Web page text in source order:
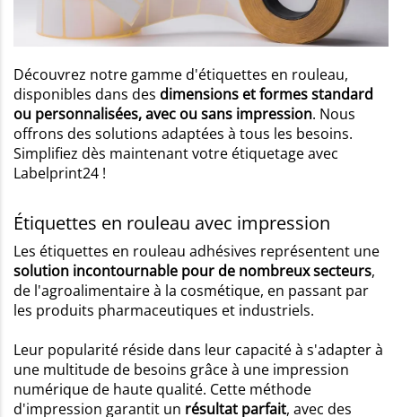
Découvrez notre gamme d'étiquettes en rouleau,
disponibles dans des dimensions et formes standard
ou personnalisées, avec ou sans impression. Nous
offrons des solutions adaptées à tous les besoins.
Simplifiez dès maintenant votre étiquetage avec
Labelprint24 !
Étiquettes en rouleau avec impression
Les étiquettes en rouleau adhésives représentent une
solution incontournable pour de nombreux secteurs,
de l'agroalimentaire à la cosmétique, en passant par
les produits pharmaceutiques et industriels.
Leur popularité réside dans leur capacité à s'adapter à
une multitude de besoins grâce à une impression
numérique de haute qualité. Cette méthode
d'impression garantit un résultat parfait, avec des